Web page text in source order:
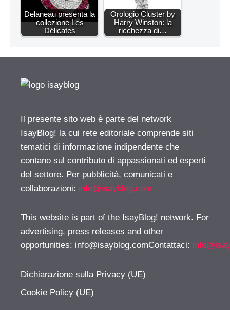
Delaneau presenta la
collezione Les
Délicates
Orologio Cluster by
Harry Winston: la
ricchezza di…
Il presente sito web è parte del network
IsayBlog! la cui rete editoriale comprende siti
tematici di informazione indipendente che
contano sul contributo di appassionati ed esperti
del settore. Per pubblicità, comunicati e
collaborazioni: info@isayblog.com
This website is part of the IsayBlog! network. For
advertising, press releases and other
opportunities: info@isayblog.comContattaci:
Dichiarazione sulla Privacy (UE)
Cookie Policy (UE)